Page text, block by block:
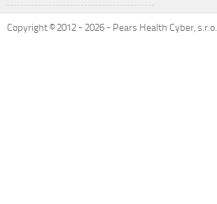
Copyright © 2012 -2026 - Pears Health Cyber, s.r.o.